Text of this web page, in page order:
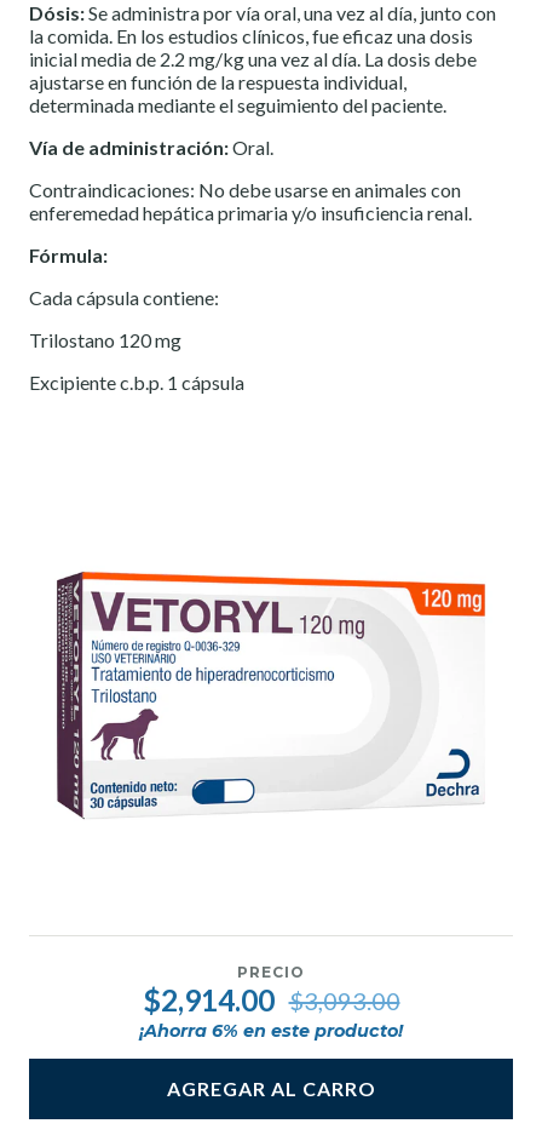
Dósis:Se administra por vía oral, una vez al día, junto con
la comida. En los estudios clínicos, fue eficaz una dosis
inicial media de 2.2 mg/kg una vez al día. La dosis debe
ajustarse en función de la respuesta individual,
determinada mediante el seguimiento del paciente.
Vía de administración:Oral.
Contraindicaciones: No debe usarse en animales con
enferemedad hepática primaria y/o insuficiencia renal.
Fórmula:
Cada cápsula contiene:
Trilostano 120 mg
Excipiente c.b.p. 1 cápsula
PRECIO
$2,914.00 $3,093.00
¡Ahorra 6% en este producto!
AGREGAR AL CARRO